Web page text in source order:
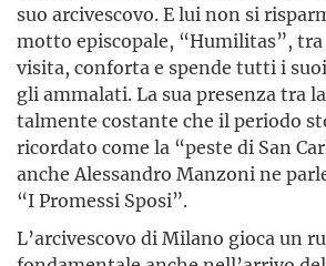
suo arcivescovo. E lui non si
motto episcopale, “Humilitas”, tra
visita, conforta e spende tutti i
gli ammalati. La sua presenza tra
talmente costante che il periodo
ricordato come la “peste di San
anche Alessandro Manzoni ne
“I Promessi Sposi”.
L’arcivescovo di Milano gioca un